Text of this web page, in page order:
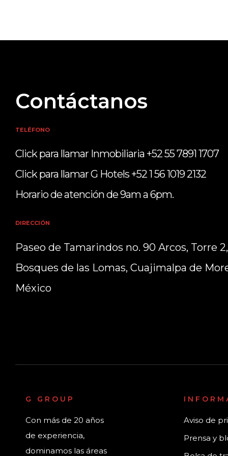
Contáctanos
TELÉFONO
Click para llamar Inmobiliaria +52 55 7891 1707
Click para llamar G Hotels +52 1 56 1019 2132
Horario de atención de 9am a 6pm.
DIRECCIÓN
Paseo de Tamarindos no. 90 Arcos, Torre
Bosques de las Lomas, Cuajimalpa de
México
G GROUP
Con más de 20 años
de experiencia,
dominamos las áreas
Aviso de
Prensa y